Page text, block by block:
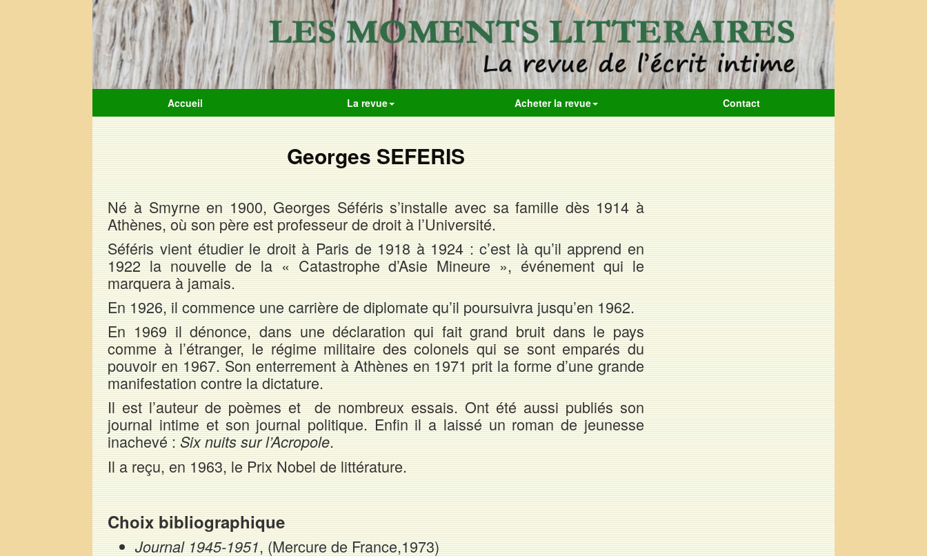
Accueil La revue Acheter la revue Contact
Georges SEFERIS
Né à Smyrne en 1900, Georges Séféris s’installe avec sa famille dès 1914 à
Athènes, où son père est professeur de droit à l’Université.
Séféris vient étudier le droit à Paris de 1918 à 1924 : c’est là qu’il apprend en
1922 la nouvelle de la « Catastrophe d’Asie Mineure », événement qui le
marquera à jamais.
En 1926, il commence une carrière de diplomate qu’il poursuivra jusqu’en 1962.
En 1969 il dénonce, dans une déclaration qui fait grand bruit dans le pays
comme à l’étranger, le régime militaire des colonels qui se sont emparés du
pouvoir en 1967. Son enterrement à Athènes en 1971 prit la forme d’une grande
manifestation contre la dictature.
Il est l’auteur de poèmes et de nombreux essais. Ont été aussi publiés son
journal intime et son journal politique. Enfin il a laissé un roman de jeunesse
inachevé : Six nuits sur l’Acropole.
Il a reçu, en 1963, le Prix Nobel de littérature.
Choix bibliographique
Journal 1945-1951, (Mercure de France,1973)